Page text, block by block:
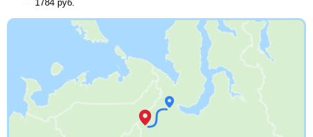
1784 руб.